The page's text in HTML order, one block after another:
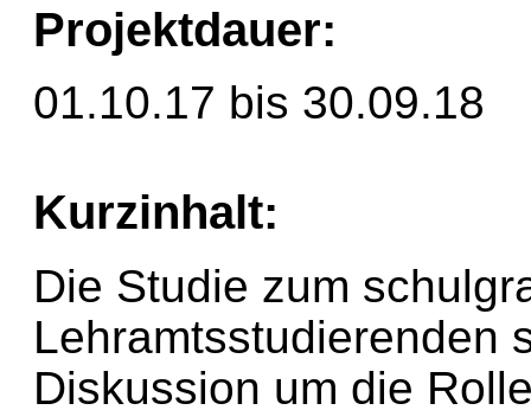
Projektdauer:
01.10.17 bis 30.09.18
Kurzinhalt:
Die Studie zum
Lehramtsstudierenden
Diskussion um die